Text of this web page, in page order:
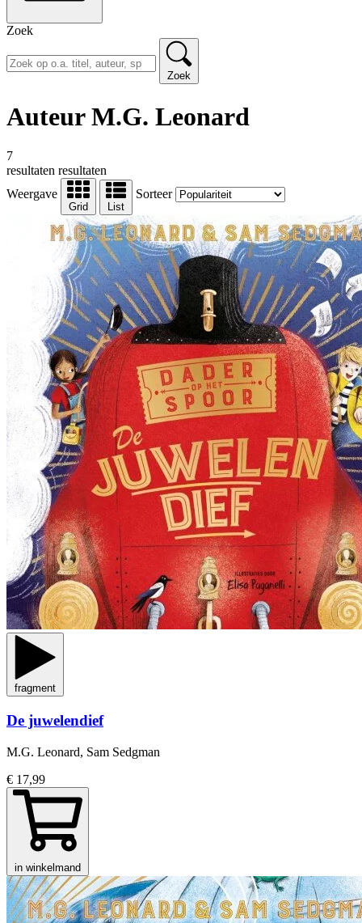
Zoek
Zoek
Auteur M.G. Leonard
7
resultaten resultaten
Weergave
Grid List
Sorteer
fragment
De juwelendief
M.G. Leonard, Sam Sedgman
€ 17,99
in winkelmand